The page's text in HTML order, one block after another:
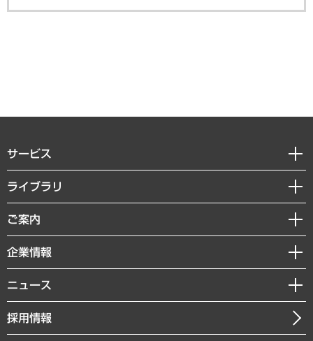
サービス
経営戦略
組織・人事戦略
デジタルイノベーション
共生・ダイバーシティ
GRC（ガバナンス・リスク・コンプライアンス）・防災（政策）
経済・産業・雇用・労働
ライブラリ
経済調査
レポート
コラム
経営用語集
受託・受注実績（官公庁関連）
ご案内
セミナー・イベント情報
MUFGビジネスセミナー
受託案件情報
企業情報
私たちの想い
社長メッセージ
会社概要
ニュース
ニュースリリース
お知らせ
採用情報